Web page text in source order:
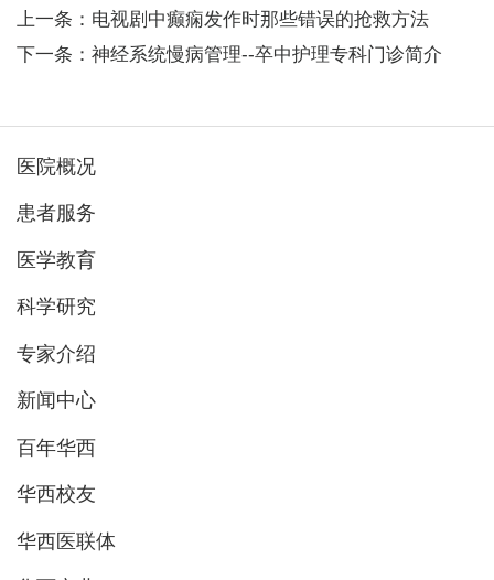
上一条：电视剧中癫痫发作时那些错误的抢救方法
下一条：神经系统慢病管理--卒中护理专科门诊简介
医院概况
患者服务
医学教育
科学研究
专家介绍
新闻中心
百年华西
华西校友
华西医联体